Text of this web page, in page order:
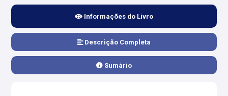
Informações do Livro
Descrição Completa
Sumário